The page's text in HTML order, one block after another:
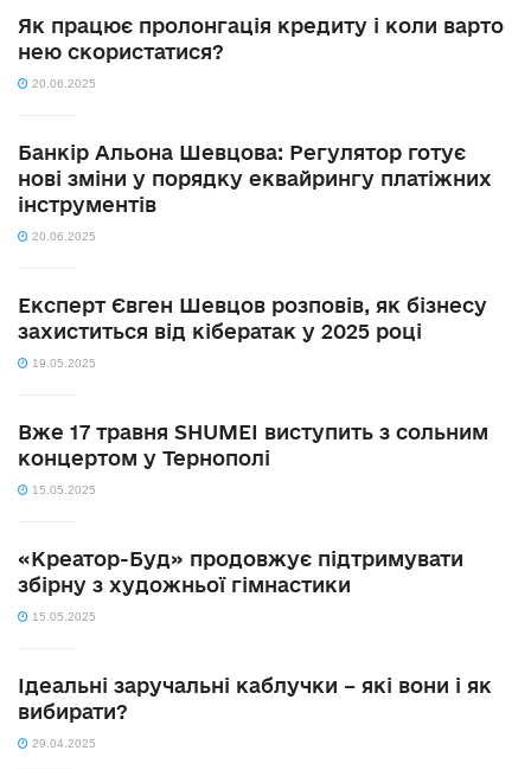
Як працює пролонгація кредиту і коли варто
нею скористатися?
20.06.2025
Банкір Альона Шевцова: Регулятор готує
нові зміни у порядку еквайрингу платіжних
інструментів
20.06.2025
Експерт Євген Шевцов розповів, як бізнесу
захиститься від кібератак у 2025 році
19.05.2025
Вже 17 травня SHUMEI виступить з сольним
концертом у Тернополі
15.05.2025
«Креатор-Буд» продовжує підтримувати
збірну з художньої гімнастики
15.05.2025
Ідеальні заручальні каблучки – які вони і як
вибирати?
29.04.2025